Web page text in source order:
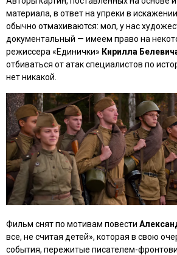
материала, в ответ на упреки в
обычно отмахиваются: мол, у нас
документальный — имеем право на
режиссера «Единички» Кирилла
отбиваться от атак специалистов по
нет никакой.
Фильм снят по мотивам повести
все, не считая детей», которая в свою
события, пережитые писателем-